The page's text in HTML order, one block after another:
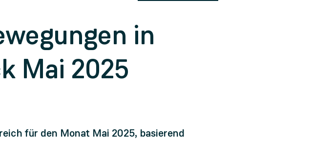
in
Mai 2025
für den Monat Mai 2025, basierend